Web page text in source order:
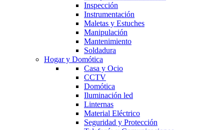
Inspección
Instrumentación
Maletas y Estuches
Manipulación
Mantenimiento
Soldadura
Hogar y Domótica
Casa y Ocio
CCTV
Domótica
Iluminación led
Linternas
Material Eléctrico
Seguridad y Protección